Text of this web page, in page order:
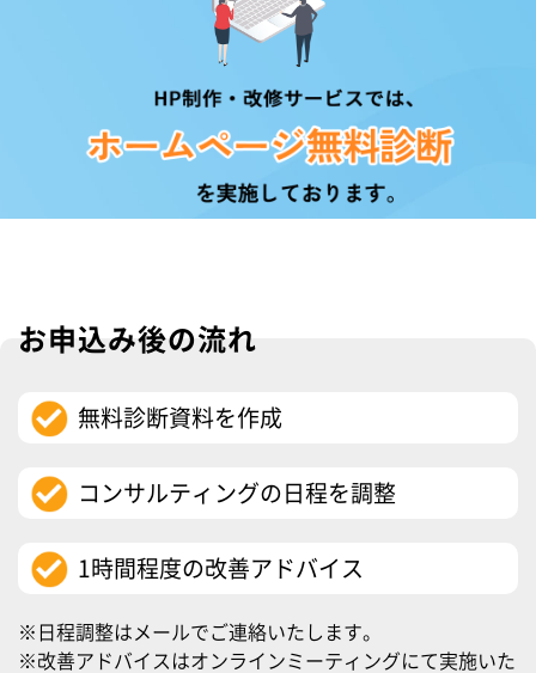
お申込み後の流れ
無料診断資料を作成
コンサルティングの日程を調整
1時間程度の改善アドバイス
※日程調整はメールでご連絡いたします。
※改善アドバイスはオンラインミーティングにて実施いた